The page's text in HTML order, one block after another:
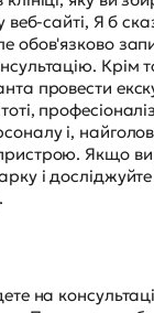
веб-сайті, Я б
обов'язково
Крім
провести
і,
Якщо
і досліджуйте
на